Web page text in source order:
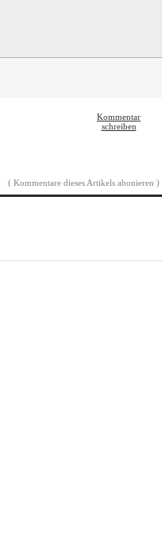
Kommentar
schreiben
( Kommentare dieses Artikels abonieren )